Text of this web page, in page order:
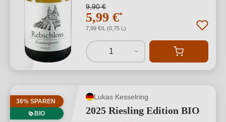
9,90 €
5,99 €*
7,99 €/L (0,75 L)
1
36% SPAREN
BIO
Lukas Kesselring
2025 Riesling Edition BIO